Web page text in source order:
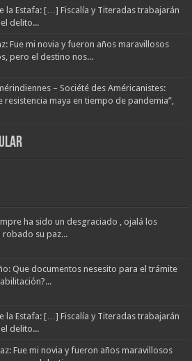
la Estafa: […] Fiscalía y Titeradas trabajarán
delito...
Fue mi novia y fueron años maravillosos
pero el destino nos...
– Société des Américanistes:
maya en tiempo de pandemia”,
ha sido un desgraciado , ojalá los
robado su paz...
Que documentos nesesito para el trámite
la Estafa: […] Fiscalía y Titeradas trabajarán
delito...
Fue mi novia y fueron años maravillosos